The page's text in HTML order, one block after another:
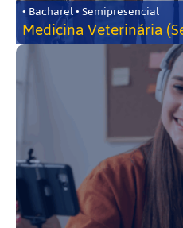
• Bacharel • Semipresencial
Medicina Veterinária